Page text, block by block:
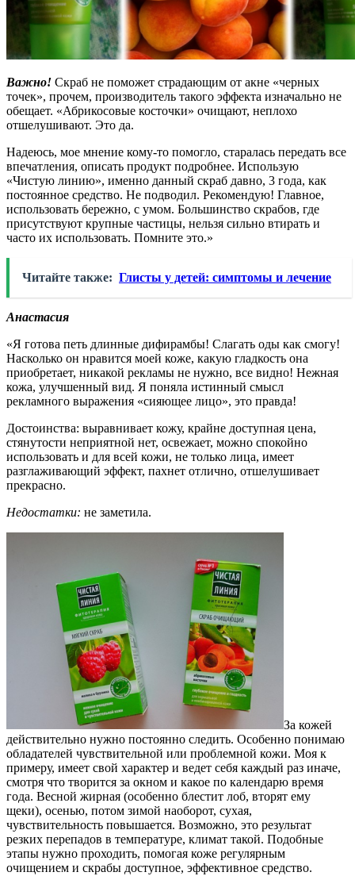
Важно! Скраб не поможет страдающим от акне «черных
точек», прочем, производитель такого эффекта изначально не
обещает. «Абрикосовые косточки» очищают, неплохо
отшелушивают. Это да.
Надеюсь, мое мнение кому-то помогло, старалась передать все
впечатления, описать продукт подробнее. Использую
«Чистую линию», именно данный скраб давно, 3 года, как
постоянное средство. Не подводил. Рекомендую! Главное,
использовать бережно, с умом. Большинство скрабов, где
присутствуют крупные частицы, нельзя сильно втирать и
часто их использовать. Помните это.»
Читайте также: Глисты у детей: симптомы и лечение
Анастасия
«Я готова петь длинные дифирамбы! Слагать оды как смогу!
Насколько он нравится моей коже, какую гладкость она
приобретает, никакой рекламы не нужно, все видно! Нежная
кожа, улучшенный вид. Я поняла истинный смысл
рекламного выражения «сияющее лицо», это правда!
Достоинства: выравнивает кожу, крайне доступная цена,
стянутости неприятной нет, освежает, можно спокойно
использовать и для всей кожи, не только лица, имеет
разглаживающий эффект, пахнет отлично, отшелушивает
прекрасно.
Недостатки: не заметила.
За кожей
действительно нужно постоянно следить. Особенно понимаю
обладателей чувствительной или проблемной кожи. Моя к
примеру, имеет свой характер и ведет себя каждый раз иначе,
смотря что творится за окном и какое по календарю время
года. Весной жирная (особенно блестит лоб, вторят ему
щеки), осенью, потом зимой наоборот, сухая,
чувствительность повышается. Возможно, это результат
резких перепадов в температуре, климат такой. Подобные
этапы нужно проходить, помогая коже регулярным
очищением и скрабы доступное, эффективное средство.